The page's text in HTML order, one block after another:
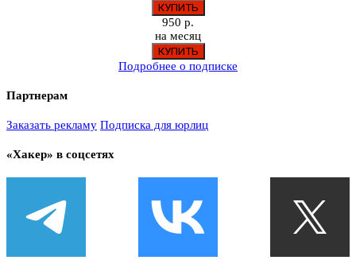
950 р.
на месяц
Подробнее о подписке
Партнерам
Заказать рекламу Подписка для юрлиц
«Хакер» в соцсетях